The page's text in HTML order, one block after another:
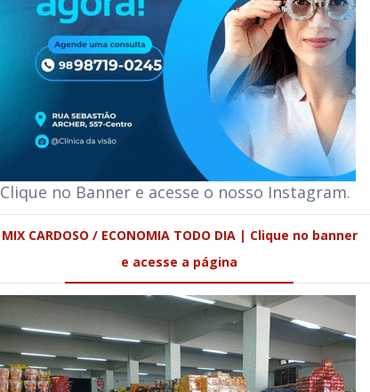
Clique no Banner e acesse o nosso Instagram.
MIX CARDOSO / ECONOMIA TODO DIA | Clique no banner
e acesse a página